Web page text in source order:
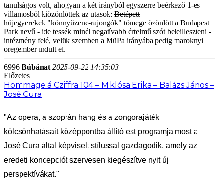
tanulságos volt, ahogyan a két irányból egyszerre beérkező 1-es
villamosból kiözönlöttek az utasok: Betépett
hüjegyerekek"könnyűzene-rajongók" tömege özönlött a Budapest
Park nevű - ide tessék minél negatívabb értelmű szót beleilleszteni -
intézmény felé, velük szemben a MüPa irányába pedig maroknyi
öregember indult el.
6996 Búbánat 2025-09-22 14:35:03
Előzetes
Hommage á Cziffra 104 – Miklósa Erika – Balázs János –
José Cura
"Az opera, a szoprán hang és a zongorajáték
kölcsönhatásait középpontba állító est programja most a
José Cura által képviselt stílussal gazdagodik, amely az
eredeti koncepciót szervesen kiegészítve nyit új
perspektívákat."